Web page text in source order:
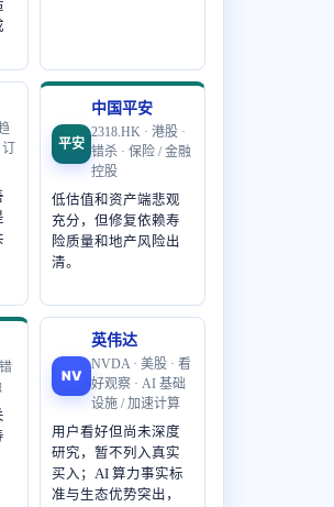
平安
中国平安
2318.HK · 港股 ·
错杀 · 保险 / 金融
控股
低估值和资产端悲观
充分，但修复依赖寿
险质量和地产风险出
清。
NV
英伟达
NVDA · 美股 · 看
好观察 · AI 基础
设施 / 加速计算
用户看好但尚未深度
研究，暂不列入真实
买入；AI 算力事实标
准与生态优势突出，